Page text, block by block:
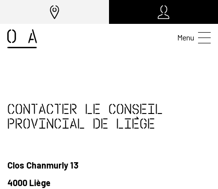
Menu
Contacter le Conseil
provincial de Liège
Clos Chanmurly 13
4000 Liège